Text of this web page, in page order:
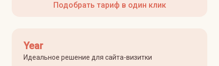
Подобрать тариф в один клик
Year
Идеальное решение для сайта-визитки